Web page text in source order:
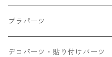
大きいパーツ グラス系
小さいパーツ グラス系
プラパーツ
ナスカン カニカン
デコパーツ・貼り付けパーツ